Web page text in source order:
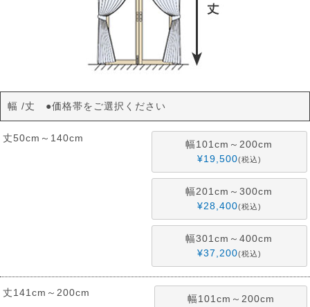
幅 丈 ●価格帯をご選択ください
丈50cm～140cm
幅101cm～200cm
¥19,500 税込
幅201cm～300cm
¥28,400 税込
幅301cm～400cm
¥37,200 税込
丈141cm～200cm
幅101cm～200cm